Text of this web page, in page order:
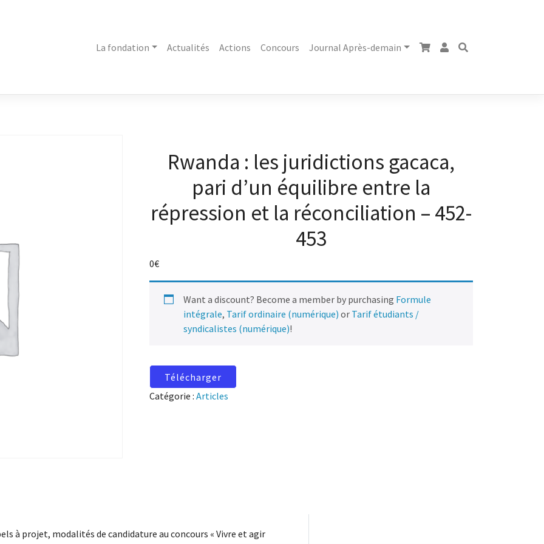
La fondation Actualités Actions Concours Journal Après-demain
Rwanda : les juridictions gacaca,
pari d’un équilibre entre la
répression et la réconciliation – 452-
453
0€
Want a discount? Become a member by purchasing Formule
intégrale, Tarif ordinaire (numérique) or Tarif étudiants /
syndicalistes (numérique)!
Télécharger
Catégorie :Articles
à projet, modalités de candidature au concours « Vivre et agir